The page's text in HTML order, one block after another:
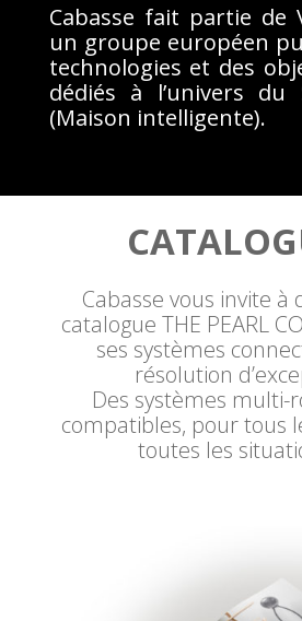
Cabasse fait partie de
un groupe européen
technologies et des
dédiés à l’univers du
(Maison intelligente).
Cabasse vous invite à
catalogue THE PEARL
ses systèmes
résolution
Des systèmes multi-
compatibles, pour tous
toutes les